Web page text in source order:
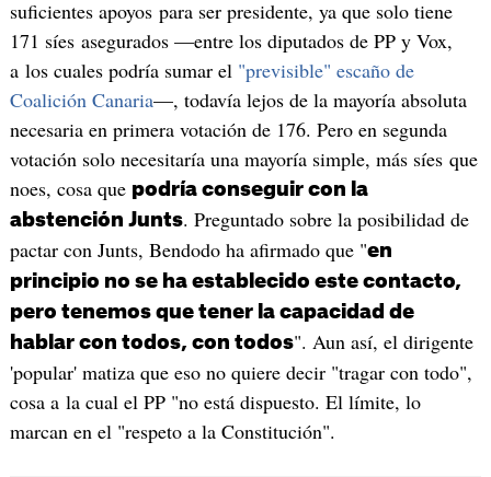
suficientes apoyos para ser presidente, ya que solo tiene
171 síes asegurados —entre los diputados de PP y Vox,
a los cuales podría sumar el "previsible" escaño de
Coalición Canaria—, todavía lejos de la mayoría absoluta
necesaria en primera votación de 176. Pero en segunda
votación solo necesitaría una mayoría simple, más síes que
noes, cosa que podría conseguir con la
abstención Junts. Preguntado sobre la posibilidad de
pactar con Junts, Bendodo ha afirmado que "en
principio no se ha establecido este contacto,
pero tenemos que tener la capacidad de
hablar con todos, con todos". Aun así, el dirigente
'popular' matiza que eso no quiere decir "tragar con todo",
cosa a la cual el PP "no está dispuesto. El límite, lo
marcan en el "respeto a la Constitución".